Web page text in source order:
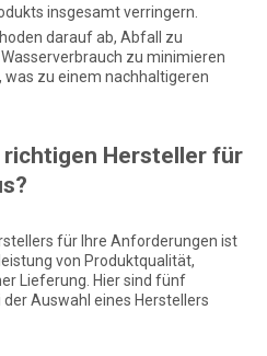
insgesamt verringern.
darauf ab, Abfall zu
zu minimieren
was zu einem nachhaltigeren
richtigen Hersteller für
für Ihre Anforderungen ist
von Produktqualität,
Lieferung. Hier sind fünf
Auswahl eines Herstellers